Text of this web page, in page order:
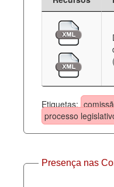
Etiquetas:
processo
Presença nas